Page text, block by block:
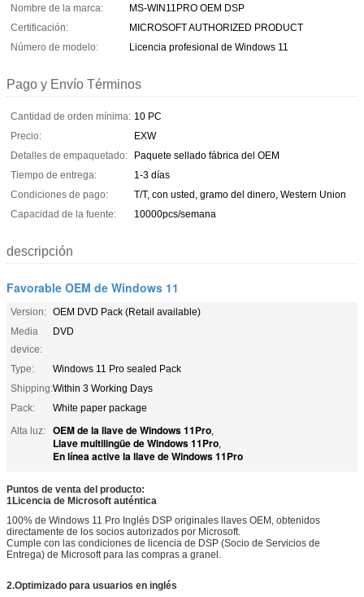
Nombre de la marca:
MS-WIN11PRO OEM DSP
Certificación:
MICROSOFT AUTHORIZED PRODUCT
Número de modelo:
Licencia profesional de Windows 11
Pago y Envío Términos
Cantidad de orden mínima: 10 PC
Precio:
EXW
Detalles de empaquetado:
Paquete sellado fábrica del OEM
Tiempo de entrega:
1-3 días
Condiciones de pago:
T/T, con usted, gramo del dinero, Western Union
Capacidad de la fuente:
10000pcs/semana
descripción
Favorable OEM de Windows 11
Version: OEM DVD Pack (Retail available)
Media
device:
DVD
Type:
Windows 11 Pro sealed Pack
Shipping:Within 3 Working Days
Pack:
White paper package
Alta luz:
OEM de la llave de Windows 11Pro,
Llave multilingüe de Windows 11Pro,
En línea active la llave de Windows 11Pro
Puntos de venta del producto:
1Licencia de Microsoft auténtica
100% de Windows 11 Pro Inglés DSP originales llaves OEM, obtenidos
directamente de los socios autorizados por Microsoft.
Cumple con las condiciones de licencia de DSP (Socio de Servicios de
Entrega) de Microsoft para las compras a granel.
2.Optimizado para usuarios en inglés